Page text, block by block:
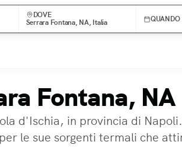
DOVE
Serrara Fontana, NA, Italia
QUANDO
Fontana, NA
d'Ischia, in provincia di
le sue sorgenti termali che